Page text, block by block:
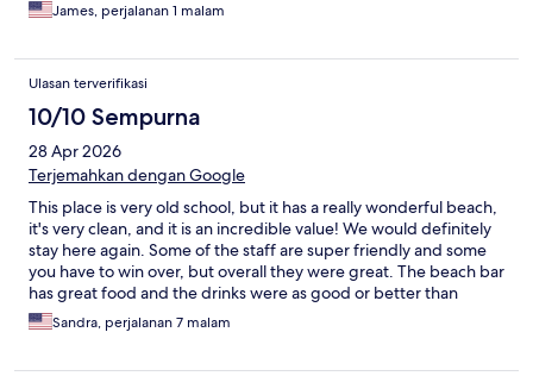
James, perjalanan 1 malam
Ulasan terverifikasi
10/10 Sempurna
28 Apr 2026
Terjemahkan dengan Google
This place is very old school, but it has a really wonderful beach,
it's very clean, and it is an incredible value! We would definitely
stay here again. Some of the staff are super friendly and some
you have to win over, but overall they were great. The beach bar
has great food and the drinks were as good or better than
elsewhere for a lot less.
Sandra, perjalanan 7 malam